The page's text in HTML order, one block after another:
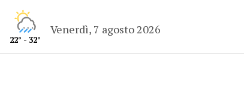
22° - 32°
Venerdì, 7 agosto 2026